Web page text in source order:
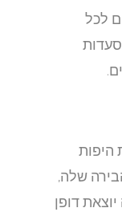
שלה,
דופן